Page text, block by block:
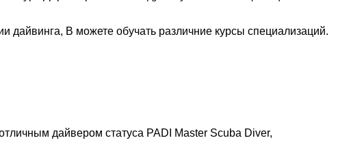
В можете обучать различние курсы специализаций.
дайвером статуса PADI Master Scuba Diver,